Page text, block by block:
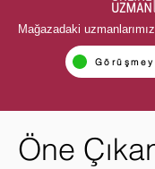
Mağazadaki
Öne